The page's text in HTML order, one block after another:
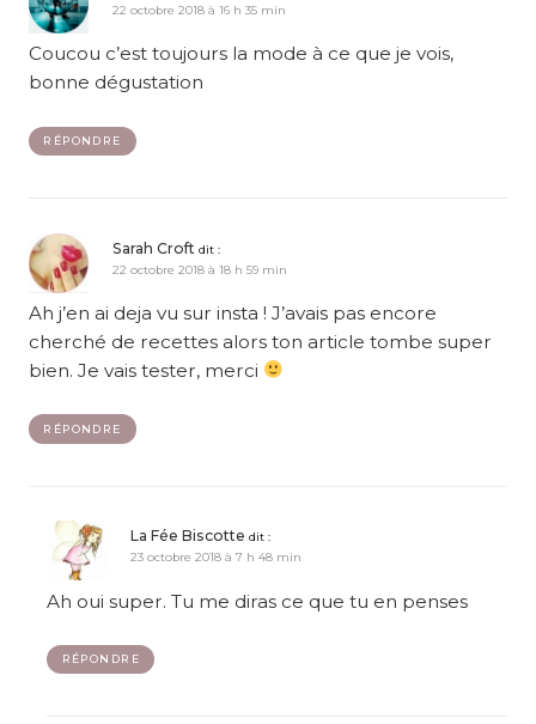
22 octobre 2018 à 16 h 35 min
Coucou c’est toujours la mode à ce que je vois,
bonne dégustation
RÉPONDRE
Sarah Croft dit :
22 octobre 2018 à 18 h 59 min
Ah j’en ai deja vu sur insta ! J’avais pas encore
cherché de recettes alors ton article tombe super
bien. Je vais tester, merci
RÉPONDRE
La Fée Biscotte dit :
23 octobre 2018 à 7 h 48 min
Ah oui super. Tu me diras ce que tu en penses
RÉPONDRE